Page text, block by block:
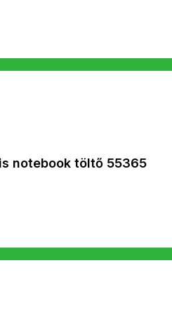
notebook töltő 55365